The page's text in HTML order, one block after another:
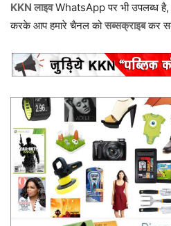
KKN लाइवWhatsApp पर भी उपलब्ध है,
करके आप हमारे चैनल कोसब्सक्राइबकर